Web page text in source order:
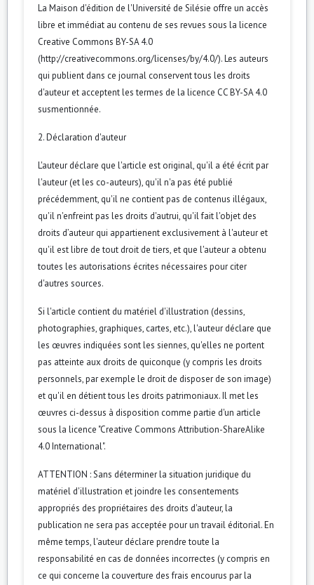
La Maison d'édition de l'Université de Silésie offre un accès
libre et immédiat au contenu de ses revues sous la licence
Creative Commons BY-SA 4.0
(http://creativecommons.org/licenses/by/4.0/). Les auteurs
qui publient dans ce journal conservent tous les droits
d'auteur et acceptent les termes de la licence CC BY-SA 4.0
susmentionnée.
2. Déclaration d'auteur
L'auteur déclare que l'article est original, qu'il a été écrit par
l'auteur (et les co-auteurs), qu'il n'a pas été publié
précédemment, qu'il ne contient pas de contenus illégaux,
qu'il n'enfreint pas les droits d'autrui, qu'il fait l'objet des
droits d’auteur qui appartienent exclusivement à l'auteur et
qu'il est libre de tout droit de tiers, et que l'auteur a obtenu
toutes les autorisations écrites nécessaires pour citer
d'autres sources.
Si l'article contient du matériel d'illustration (dessins,
photographies, graphiques, cartes, etc.), l'auteur déclare que
les œuvres indiquées sont les siennes, qu'elles ne portent
pas atteinte aux droits de quiconque (y compris les droits
personnels, par exemple le droit de disposer de son image)
et qu'il en détient tous les droits patrimoniaux. Il met les
œuvres ci-dessus à disposition comme partie d'un article
sous la licence "Creative Commons Attribution-ShareAlike
4.0 International".
ATTENTION : Sans déterminer la situation juridique du
matériel d'illustration et joindre les consentements
appropriés des propriétaires des droits d'auteur, la
publication ne sera pas acceptée pour un travail éditorial. En
même temps, l'auteur déclare prendre toute la
responsabilité en cas de données incorrectes (y compris en
ce qui concerne la couverture des frais encourus par la